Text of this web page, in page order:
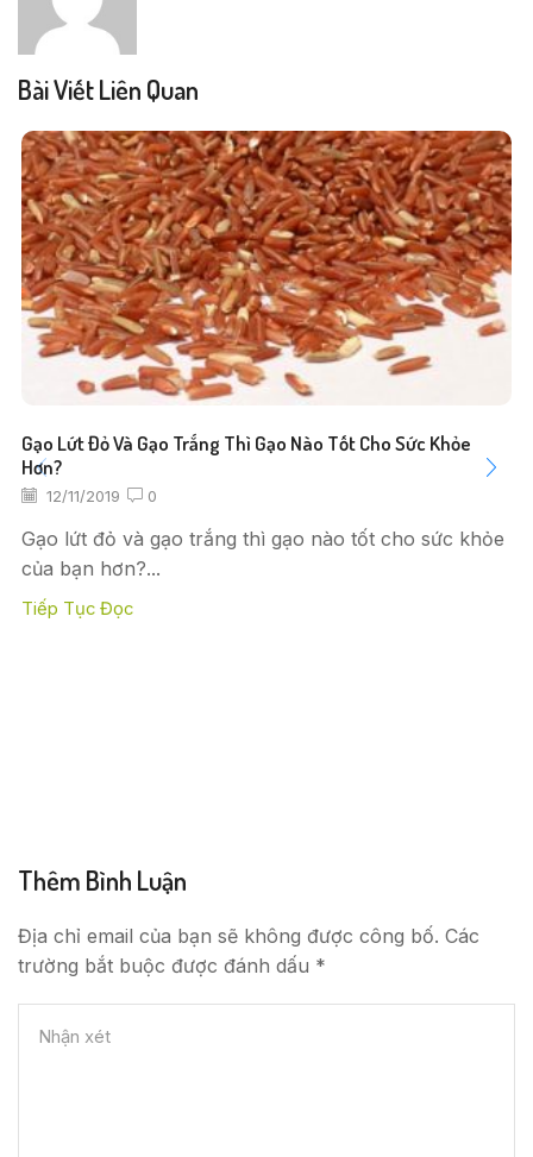
Bài Viết Liên Quan
Gạo Lứt Đỏ Và Gạo Trắng Thì Gạo Nào Tốt Cho Sức Khỏe
Hơn?
12/11/2019 0
Gạo lứt đỏ và gạo trắng thì gạo nào tốt cho sức khỏe
của bạn hơn?...
Tiếp Tục Đọc
Thêm Bình Luận
Địa chỉ email của bạn sẽ không được công bố. Các
trường bắt buộc được đánh dấu *